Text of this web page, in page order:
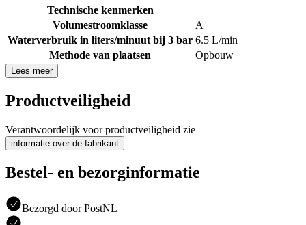
Technische kenmerken
Volumestroomklasse
A
Waterverbruik in liters/minuut bij 3 bar 6.5 L/min
Methode van plaatsen
Opbouw
Lees meer
Productveiligheid
Verantwoordelijk voor productveiligheid zie
informatie over de fabrikant
Bestel- en bezorginformatie
Bezorgd door PostNL